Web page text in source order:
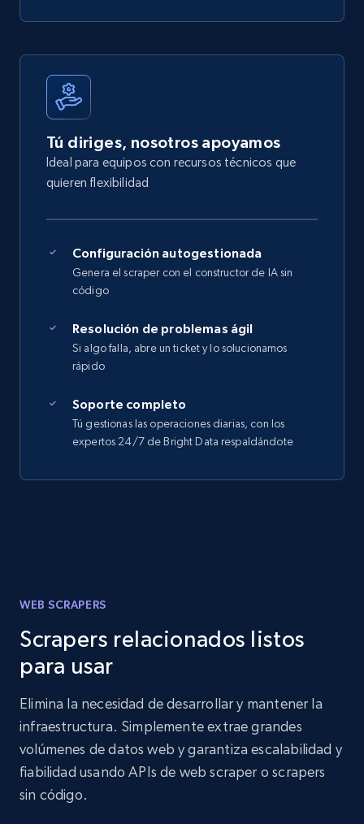
Tú diriges, nosotros apoyamos
Ideal para equipos con recursos técnicos que
quieren flexibilidad
Configuración autogestionada
Genera el scraper con el constructor de IA sin
código
Resolución de problemas ágil
Si algo falla, abre un ticket y lo solucionamos
rápido
Soporte completo
Tú gestionas las operaciones diarias, con los
expertos 24/7 de Bright Data respaldándote
WEB SCRAPERS
Scrapers relacionados listos
para usar
Elimina la necesidad de desarrollar y mantener la
infraestructura. Simplemente extrae grandes
volúmenes de datos web y garantiza escalabilidad y
fiabilidad usando APIs de web scraper o scrapers
sin código.